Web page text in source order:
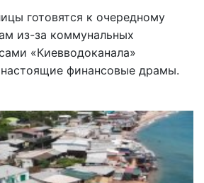
готовятся к очередному
из-за коммунальных
«Киевводоканала»
финансовые драмы.